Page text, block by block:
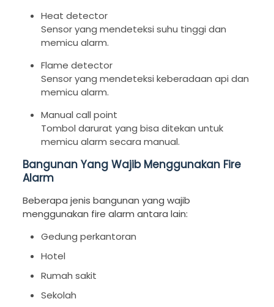
Heat detector
Sensor yang mendeteksi suhu tinggi dan
memicu alarm.
Flame detector
Sensor yang mendeteksi keberadaan api dan
memicu alarm.
Manual call point
Tombol darurat yang bisa ditekan untuk
memicu alarm secara manual.
Bangunan Yang Wajib Menggunakan Fire
Alarm
Beberapa jenis bangunan yang wajib
menggunakan fire alarm antara lain:
Gedung perkantoran
Hotel
Rumah sakit
Sekolah